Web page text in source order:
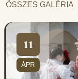
ÖSSZES GALÉRIA
11
ÁPR